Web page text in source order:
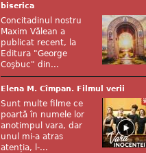
biserica
Concitadinul nostru
Maxim Vălean a
publicat recent, la
Editura "George
Coşbuc" din...
Elena M. Cîmpan. Filmul verii
Sunt multe filme ce
poartă în numele lor
anotimpul vara, dar
unul mi-a atras
atenția, l-...